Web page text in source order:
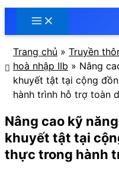
Trang chủ » Truyền
hoà nhập IIb » Nâng
khuyết tật tại cộng
hành trình hỗ trợ toàn
Nâng cao kỹ
khuyết tật tại
thực trong hành